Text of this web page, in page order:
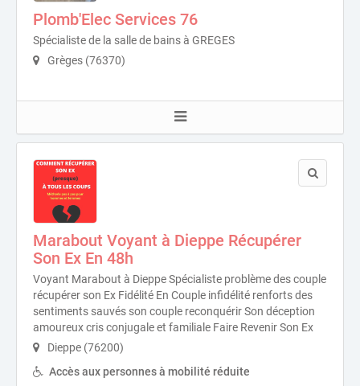
Plomb'Elec Services 76
Spécialiste de la salle de bains à GREGES
Grèges (76370)
Marabout Voyant à Dieppe Récupérer
Son Ex En 48h
Voyant Marabout à Dieppe Spécialiste problème des couple
récupérer son Ex Fidélité En Couple infidélité renforts des
sentiments sauvés son couple reconquérir Son déception
amoureux cris conjugale et familiale Faire Revenir Son Ex
Dieppe (76200)
Accès aux personnes à mobilité réduite